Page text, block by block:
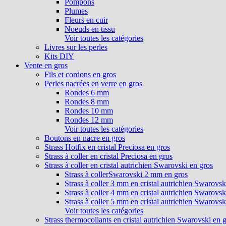
Pompons
Plumes
Fleurs en cuir
Noeuds en tissu
Voir toutes les catégories
Livres sur les perles
Kits DIY
Vente en gros
Fils et cordons en gros
Perles nacrées en verre en gros
Rondes 6 mm
Rondes 8 mm
Rondes 10 mm
Rondes 12 mm
Voir toutes les catégories
Boutons en nacre en gros
Strass Hotfix en cristal Preciosa en gros
Strass à coller en cristal Preciosa en gros
Strass à coller en cristal autrichien Swarovski en gros
Strass à collerSwarovski 2 mm en gros
Strass à coller 3 mm en cristal autrichien
Strass à coller 4 mm en cristal autrichien
Strass à coller 5 mm en cristal autrichien
Voir toutes les catégories
Strass thermocollants en cristal autrichien Swarovski en